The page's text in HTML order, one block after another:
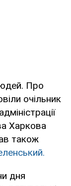
Про
очільник
Харкова
також
дня